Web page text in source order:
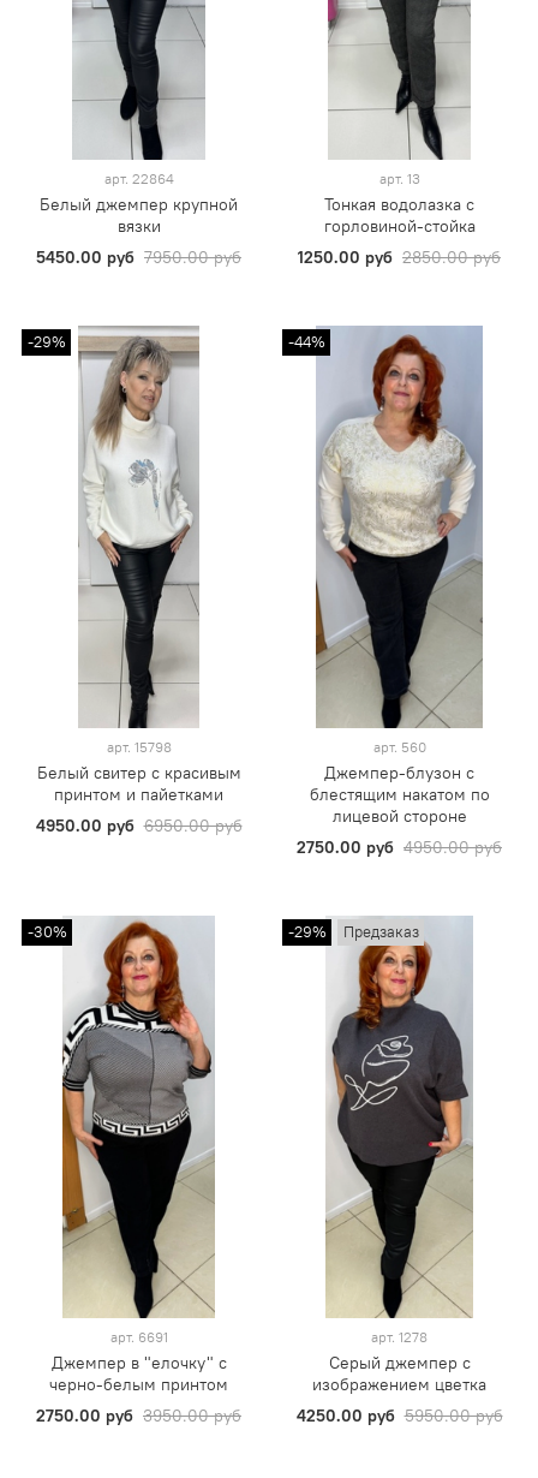
арт. 22864
Белый джемпер крупной
вязки
5450.00 руб 7950.00 руб
арт. 13
Тонкая водолазка с
горловиной-стойка
1250.00 руб 2850.00 руб
-29%
арт. 15798
Белый свитер с красивым
принтом и пайетками
4950.00 руб 6950.00 руб
-44%
арт. 560
Джемпер-блузон с
блестящим накатом по
лицевой стороне
2750.00 руб 4950.00 руб
-30%
арт. 6691
Джемпер в "елочку" с
черно-белым принтом
2750.00 руб 3950.00 руб
-29% Предзаказ
арт. 1278
Серый джемпер с
изображением цветка
4250.00 руб 5950.00 руб